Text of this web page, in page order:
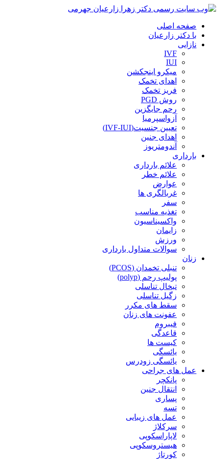
صفحه اصلی
با دکتر زارعیان
نازایی
IVF
IUI
میکرو اینجکشن
اهدای تخمک
فریز تخمک
روش PGD
رحم جایگزین
آزواسپرمیا
تعیین جنسیت(IVF-IUI)
اهدای جنین
آندومتریوز
بارداری
علائم بارداری
علائم خطر
عوارض
غربالگری ها
سفر
تغذیه مناسب
واکسیناسیون
زایمان
ورزش
سوالات متداول بارداری
زنان
تنبلی تخمدان (PCOS)
پولیپ رحم (polyp)
تبخال تناسلی
زگیل تناسلی
سقط های مکرر
عفونت های زنان
فیبروم
قاعدگی
کیست ها
یائسگی
یائسگی زودرس
عمل های جراحی
پانکچر
انتقال جنین
پساری
تسه
عمل های زیبایی
سرکلاژ
لاپاراسکوپی
هیستروسکوپی
کورتاژ